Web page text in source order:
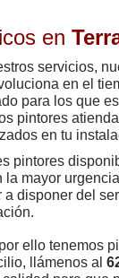
en
servicios,
en el
para los que
pintores
en tu
pintores
mayor
disponer del
ello tenemos
llámenos al